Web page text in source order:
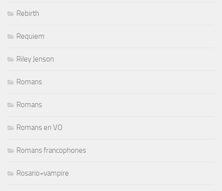
Rebirth
Requiem
Riley Jenson
Romans
Romans
Romans en VO
Romans francophones
Rosario+vampire